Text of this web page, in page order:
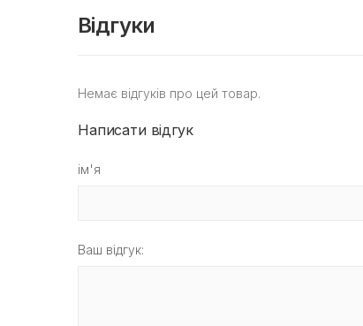
Відгуки
Немає відгуків про цей товар.
Написати відгук
ім'я
Ваш відгук: